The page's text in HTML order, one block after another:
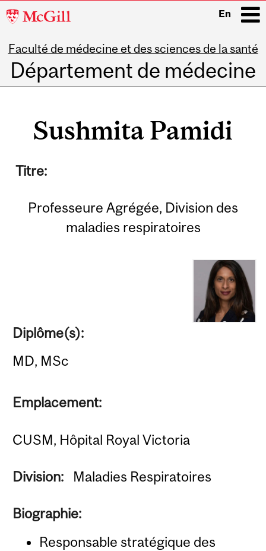
McGill
En
Faculté de médecine et des sciences de la santé
Département de médecine
Sushmita Pamidi
Titre:
Professeure Agrégée, Division des
maladies respiratoires
Diplôme(s):
MD, MSc
Emplacement:
CUSM, Hôpital Royal Victoria
Division: Maladies Respiratoires
Biographie:
Responsable stratégique des